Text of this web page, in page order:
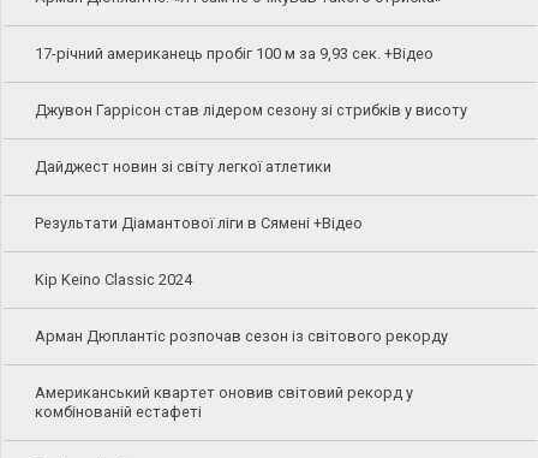
17-річний американець пробіг 100 м за 9,93 сек. +Відео
Джувон Гаррісон став лідером сезону зі стрибків у висоту
Дайджест новин зі світу легкої атлетики
Результати Діамантової ліги в Сямені +Відео
Kip Keino Classic 2024
Арман Дюплантіс розпочав сезон із світового рекорду
Американський квартет оновив світовий рекорд у
комбінованій естафеті